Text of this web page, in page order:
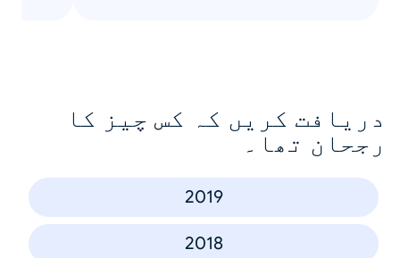
دریافت کریں کہ کس چیز کا
رجحان تھا۔
2019
2018